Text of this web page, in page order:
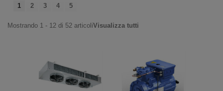
1 2 3 4 5
Mostrando 1 - 12 di 52 articoliVisualizza tutti